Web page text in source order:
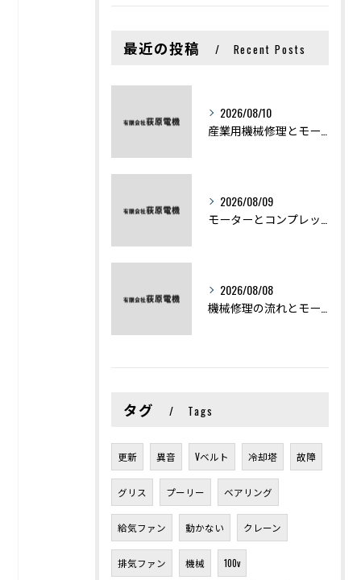
最近の投稿 Recent Posts
2026/08/10
2026/08/09
2026/08/08
タグ Tags
更新 異音 Vベルト 冷却塔 故障
グリス プーリー ベアリング
給気ファン 動かない クレーン
排気ファン 機械 100v